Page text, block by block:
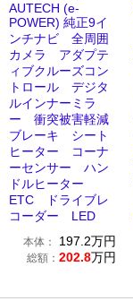
AUTECH (e-
POWER) 純正9イ
ンチナビ 全周囲
カメラ アダプテ
ィブクルーズコン
トロール デジタ
ルインナーミラ
ー 衝突被害軽減
ブレーキ シート
ヒーター コーナ
ーセンサー ハン
ドルヒーター
ETC ドライブレ
コーダー LED
本体： 197.2万円
総額： 202.8万円